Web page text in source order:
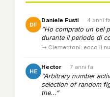
DF
Daniele Fusti · 4 anni fa
“Ho comprato un bel
durante il periodo di
↳ Clementoni: ecco il
HE
Hector · 7 anni fa
“Arbitrary number
selection of random
the...”